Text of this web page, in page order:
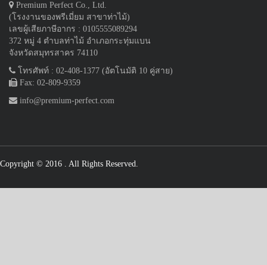
Premium Perfect Co., Ltd.
(โรงงานของพรีเมี่ยม สาขาท่าไม้)
เลขผู้เสียภาษีอากร : 0105555089294
372 หมู่ 4 ตำบลท่าไม้ อำเภอกระทุ่มแบน
จังหวัดสมุทรสาคร 74110
โทรศัพท์ : 02-408-1377 (อัตโนมัติ 10 คู่สาย)
Fax: 02-809-9359
info@premium-perfect.com
Copyright © 2016 . All Rights Reserved.